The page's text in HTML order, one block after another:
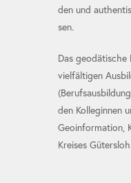
den und
sen.
Das
vielfältigen
den Kolleginnen
Geoinformation,
Kreises